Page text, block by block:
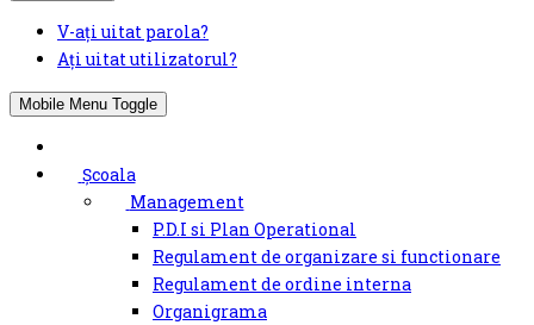
V-ați uitat parola?
Ați uitat utilizatorul?
Mobile Menu Toggle
Școala
Management
P.D.I si Plan Operational
Regulament de organizare si functionare
Regulament de ordine interna
Organigrama